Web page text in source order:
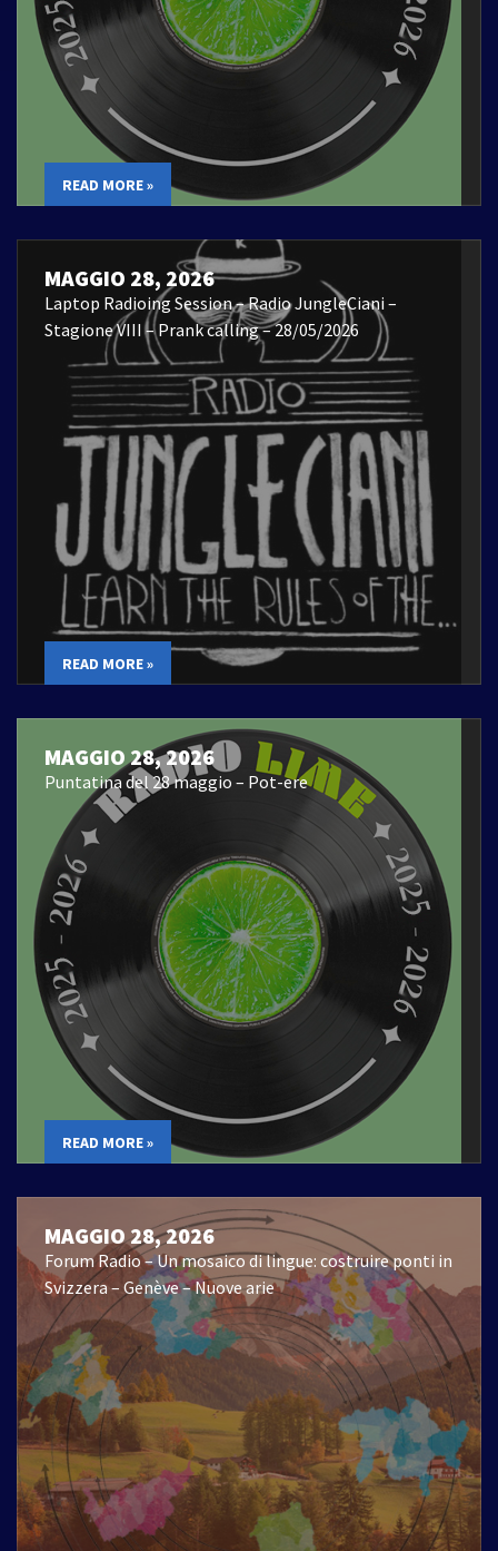
READ MORE »
MAGGIO 28, 2026
Laptop Radioing Session – Radio JungleCiani –
Stagione VIII – Prank calling – 28/05/2026
READ MORE »
MAGGIO 28, 2026
Puntatina del 28 maggio – Pot-ere
READ MORE »
MAGGIO 28, 2026
Forum Radio – Un mosaico di lingue: costruire ponti in
Svizzera – Genève – Nuove arie